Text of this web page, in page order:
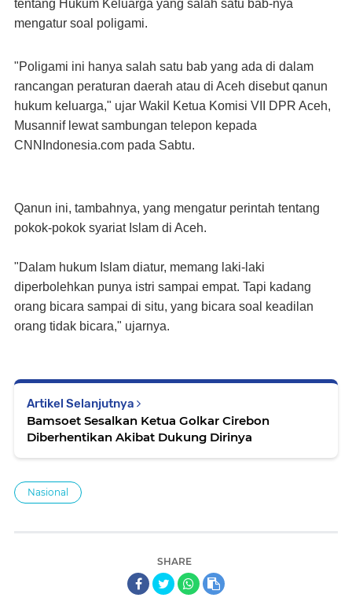
tentang Hukum Keluarga yang salah satu bab-nya
mengatur soal poligami.
"Poligami ini hanya salah satu bab yang ada di dalam
rancangan peraturan daerah atau di Aceh disebut qanun
hukum keluarga," ujar Wakil Ketua Komisi VII DPR Aceh,
Musannif lewat sambungan telepon kepada
CNNIndonesia.com pada Sabtu.
Qanun ini, tambahnya, yang mengatur perintah tentang
pokok-pokok syariat Islam di Aceh.
"Dalam hukum Islam diatur, memang laki-laki
diperbolehkan punya istri sampai empat. Tapi kadang
orang bicara sampai di situ, yang bicara soal keadilan
orang tidak bicara," ujarnya.
Artikel Selanjutnya
Bamsoet Sesalkan Ketua Golkar Cirebon
Diberhentikan Akibat Dukung Dirinya
Nasional
SHARE